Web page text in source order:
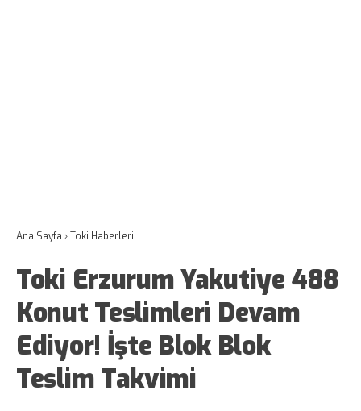
Ana Sayfa ›Toki Haberleri
Toki Erzurum Yakutiye 488
Konut Teslimleri Devam
Ediyor! İşte Blok Blok
Teslim Takvimi